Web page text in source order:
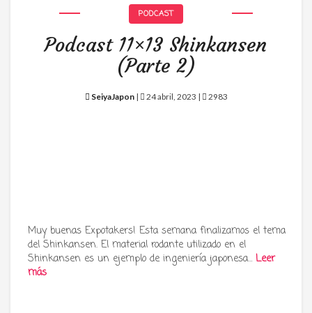
PODCAST
Podcast 11×13 Shinkansen
(Parte 2)
SeiyaJapon| 24 abril, 2023 | 2983
Muy buenas Expotakers! Esta semana finalizamos el tema
del Shinkansen. El material rodante utilizado en el
Shinkansen es un ejemplo de ingeniería japonesa… Leer
más